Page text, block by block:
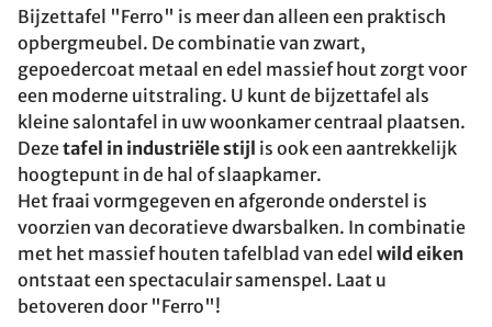
Bijzettafel "Ferro" is meer dan alleen een praktisch
opbergmeubel. De combinatie van zwart,
gepoedercoat metaal en edel massief hout zorgt voor
een moderne uitstraling. U kunt de bijzettafel als
kleine salontafel in uw woonkamer centraal plaatsen.
Dezetafel in industriële stijl is ook een aantrekkelijk
hoogtepunt in de hal of slaapkamer.
Het fraai vormgegeven en afgeronde onderstel is
voorzien van decoratieve dwarsbalken. In combinatie
met het massief houten tafelblad van edel wild eiken
ontstaat een spectaculair samenspel. Laat u
betoveren door "Ferro"!